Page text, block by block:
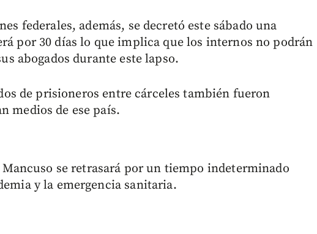
federales, además, se decretó este sábado una
por 30 días lo que implica que los internos no podrán
abogados durante este lapso.
de prisioneros entre cárceles también fueron
medios de ese país.
Mancuso se retrasará por un tiempo indeterminado
y la emergencia sanitaria.